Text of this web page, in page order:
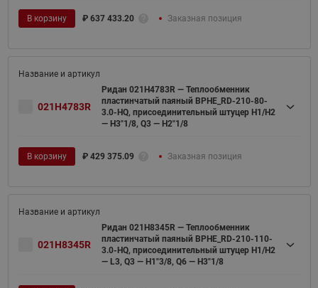
В корзину ₽ 637 433.20 Заказная позиция
021H4783R
Ридан 021H4783R — Теплообменник
пластинчатый паяный BPHE_RD-210-80-
3.0-HQ, присоединительный штуцер H1/H2
— H3"1/8, Q3 — H2"1/8
В корзину ₽ 429 375.09 Заказная позиция
021H8345R
Ридан 021H8345R — Теплообменник
пластинчатый паяный BPHE_RD-210-110-
3.0-HQ, присоединительный штуцер H1/H2
— L3, Q3 — H1"3/8, Q6 — H3"1/8